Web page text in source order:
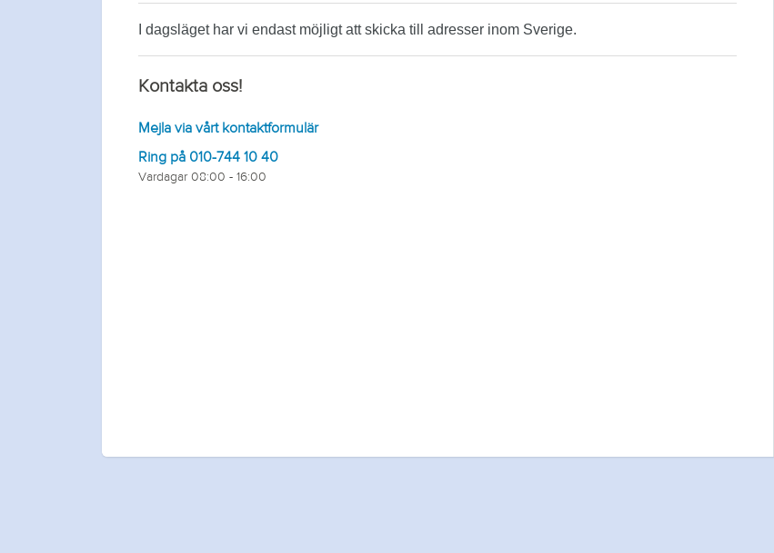
I dagsläget har vi endast möjligt att skicka till adresser inom Sverige.
Kontakta oss!
Mejla via vårt kontaktformulär
Ring på 010-744 10 40
Vardagar 08:00 - 16:00